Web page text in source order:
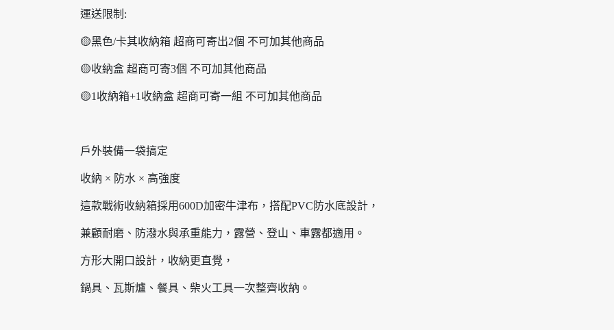
運送限制:
🟡黑色/卡其收納箱 超商可寄出2個 不可加其他商品
🟡收納盒 超商可寄3個 不可加其他商品
🟡1收納箱+1收納盒 超商可寄一組 不可加其他商品
戶外裝備一袋搞定
收納 × 防水 × 高強度
這款戰術收納箱採用600D加密牛津布，搭配PVC防水底設計，
兼顧耐磨、防潑水與承重能力，露營、登山、車露都適用。
方形大開口設計，收納更直覺，
鍋具、瓦斯爐、餐具、柴火工具一次整齊收納。